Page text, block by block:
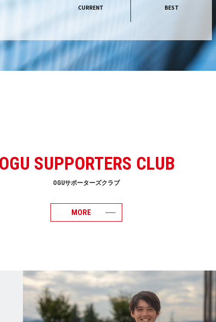
CURRENT BEST
OGU SUPPORTERS CLUB
OGUサポーターズクラブ
MORE